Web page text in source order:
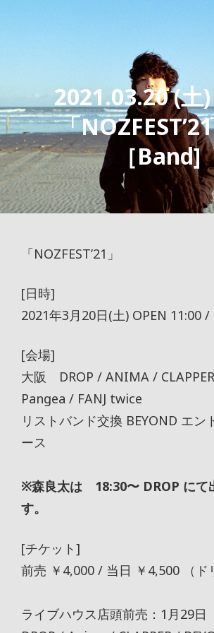
2021.03.20 (土
「
［Band]
「NOZFEST’21」
[日時]
2021年3月20日(土) OPEN 11:00 /
[会場]
大阪 DROP / ANIMA /
Pangea / FANJ twice
リストバンド交換 BEYOND エン
ース
※森良太は 18:30〜 DROP にて
す。
[チケット]
前売 ￥4,000 / 当日 ￥4,500 （ド
ライブハウス店頭前売：1月29日